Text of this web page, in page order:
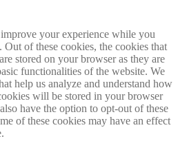
your experience while you
of these cookies, the cookies that
stored on your browser as they are
functionalities of the website. We
help us analyze and understand how
will be stored in your browser
have the option to opt-out of these
of these cookies may have an effect